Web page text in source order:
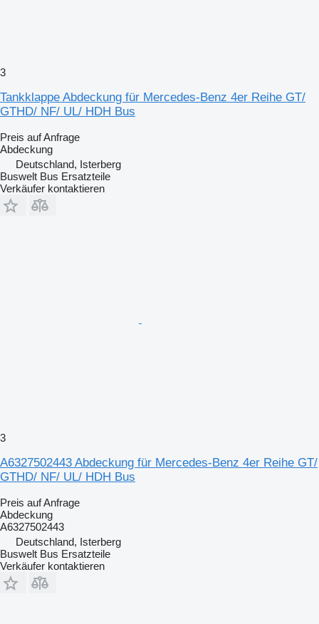
3
Tankklappe Abdeckung für Mercedes-Benz 4er Reihe GT/
GTHD/ NF/ UL/ HDH Bus
Preis auf Anfrage
Abdeckung
Deutschland, Isterberg
Buswelt Bus Ersatzteile
Verkäufer kontaktieren
3
A6327502443 Abdeckung für Mercedes-Benz 4er Reihe GT/
GTHD/ NF/ UL/ HDH Bus
Preis auf Anfrage
Abdeckung
A6327502443
Deutschland, Isterberg
Buswelt Bus Ersatzteile
Verkäufer kontaktieren